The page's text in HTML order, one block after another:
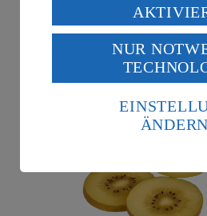
1.00
Festpreis von 1.00€
aus Neuseeland, Klasse I,
Verarbeitung deiner
USA durch Facebook und
Wenn du auf „Aktivieren“
des Art. 49 Abs. 1 Satz 1 lit. a)
Daten in den USA verarbeitet
die USA als Land mit einem nach
Standards nicht angemessenen
Es besteht das Risiko eines
Informationen zum
Impressum
NUR
ÄNDERN